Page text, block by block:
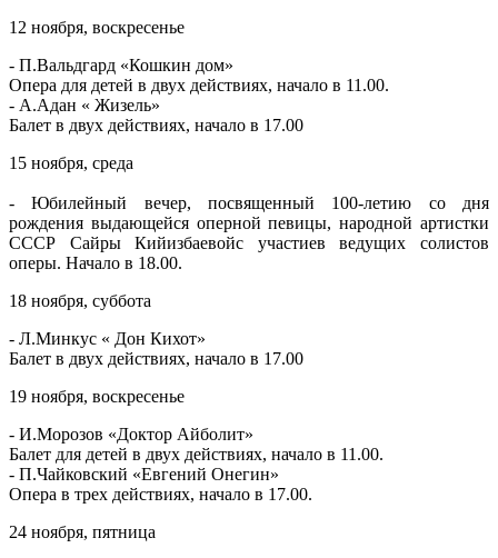
12 ноября, воскресенье
- П.Вальдгард «Кошкин дом»
Опера для детей в двух действиях, начало в 11.00.
- А.Адан « Жизель»
Балет в двух действиях, начало в 17.00
15 ноября, среда
- Юбилейный вечер, посвященный 100-летию со дня
рождения выдающейся оперной певицы, народной артистки
СССР Сайры Кийизбаевойс участиев ведущих солистов
оперы. Начало в 18.00.
18 ноября, суббота
- Л.Минкус « Дон Кихот»
Балет в двух действиях, начало в 17.00
19 ноября, воскресенье
- И.Морозов «Доктор Айболит»
Балет для детей в двух действиях, начало в 11.00.
- П.Чайковский «Евгений Онегин»
Опера в трех действиях, начало в 17.00.
24 ноября, пятница